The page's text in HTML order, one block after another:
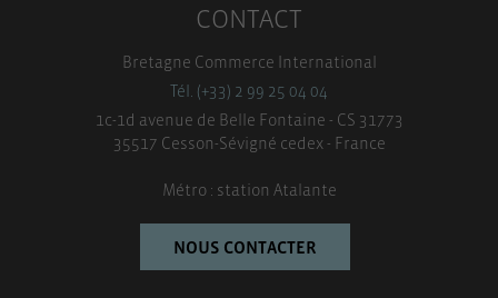
CONTACT
Bretagne Commerce International
Tél. (+33) 2 99 25 04 04
1c-1d avenue de Belle Fontaine - CS 31773
35517 Cesson-Sévigné cedex - France
Métro : station Atalante
NOUS CONTACTER